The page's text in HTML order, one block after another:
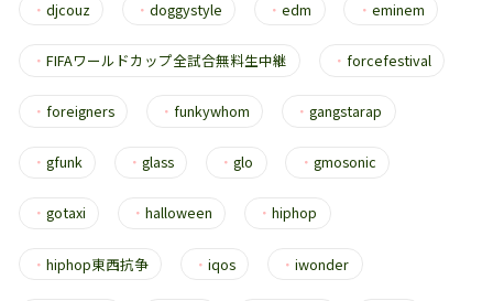
・ djcouz ・doggystyle ・edm ・ eminem
・ FIFAワールドカップ全試合無料生中継 ・ forcefestival
・ foreigners ・ funkywhom ・gangstarap
・ gfunk ・glass ・glo ・ gmosonic
・ gotaxi ・halloween ・hiphop
・ hiphop東西抗争 ・iqos ・iwonder